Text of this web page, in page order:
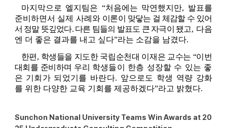
마지막으로 엘지팀은 “처음에는 막연했지만, 발표를
준비하면서 실제 사례와 이론이 맞닿는 걸 체감할 수 있어
서 정말 뜻깊었다. 다른 팀들의 발표도 큰 자극이 됐고, 다음
엔 더 좋은 결과를 내고 싶다”라는 소감을 남겼다.
한편, 학생들을 지도한 국립순천대 이재은 교수는 “이번
대회를 준비하며 우리 학생들이 한층 성장할 수 있는 좋
은 기회가 되었기를 바란다. 앞으로도 학생 역량 강화
를 위한 다양한 교육 기회를 제공하겠다”라고 밝혔다.
Sunchon National University Teams Win Awards at 20